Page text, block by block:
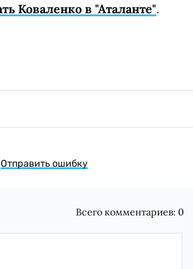
Коваленко в "Аталанте".
Отправить ошибку
Всего комментариев: 0